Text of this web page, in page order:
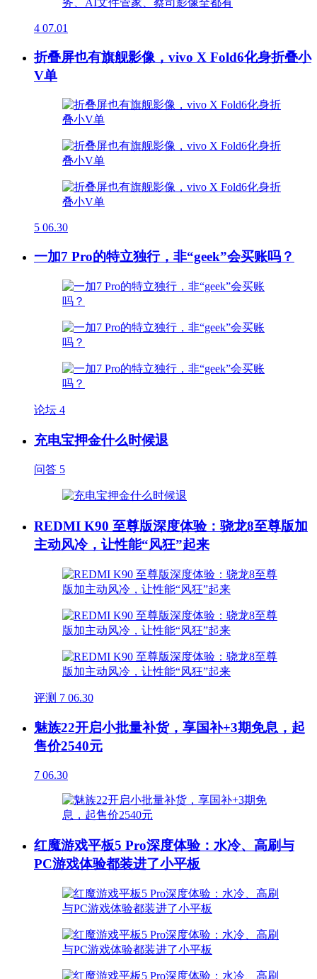
4 07.01
折叠屏也有旗舰影像，vivo X Fold6化身折叠小
V单
5 06.30
一加7 Pro的特立独行，非“geek”会买账吗？
论坛 4
充电宝押金什么时候退
问答 5
REDMI K90 至尊版深度体验：骁龙8至尊版加
主动风冷，让性能“风狂”起来
评测 7 06.30
魅族22开启小批量补货，享国补+3期免息，起
售价2540元
7 06.30
红魔游戏平板5 Pro深度体验：水冷、高刷与
PC游戏体验都装进了小平板